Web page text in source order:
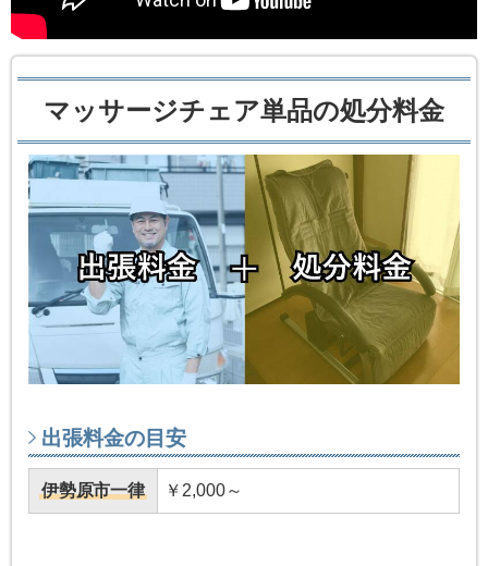
マッサージチェア単品の処分料金
出張料金の目安
伊勢原市一律 ￥2,000～